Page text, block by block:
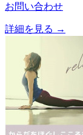
お問い合わせ
詳細を見る →